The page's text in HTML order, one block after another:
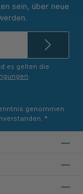
sein, über neue
es gelten die
.
genommen
*